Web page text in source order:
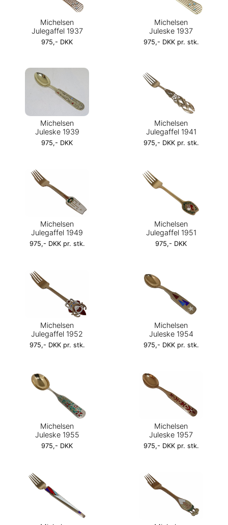
Michelsen
Julegaffel 1937
975,- DKK
Michelsen
Juleske 1937
975,- DKK pr. stk.
Michelsen
Juleske 1939
975,- DKK
Michelsen
Julegaffel 1941
975,- DKK pr. stk.
Michelsen
Julegaffel 1949
975,- DKK pr. stk.
Michelsen
Julegaffel 1951
975,- DKK
Michelsen
Julegaffel 1952
975,- DKK pr. stk.
Michelsen
Juleske 1954
975,- DKK pr. stk.
Michelsen
Juleske 1955
975,- DKK
Michelsen
Juleske 1957
975,- DKK pr. stk.